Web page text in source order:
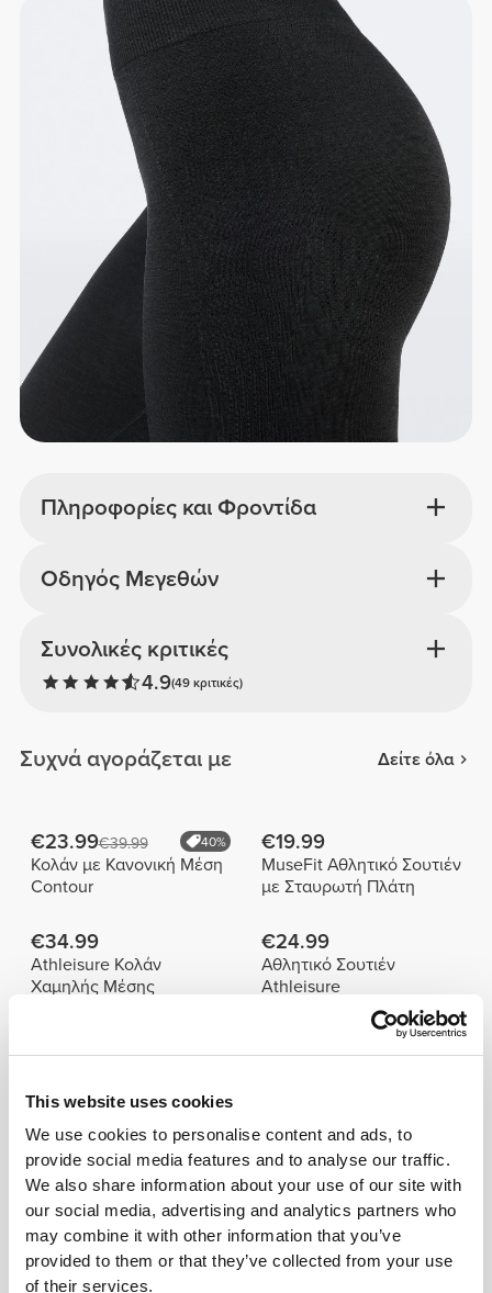
This website uses cookies
We use cookies to personalise content and ads, to
provide social media features and to analyse our traffic.
We also share information about your use of our site with
our social media, advertising and analytics partners who
may combine it with other information that you’ve
provided to them or that they’ve collected from your use
of their services.
Πληροφορίες και Φροντίδα
Συνολικές κριτικές
4.9(49 κριτικές)
Οδηγός Μεγεθών
Συχνά αγοράζεται με Δείτε όλα
€23.99€39.99 40%
Κολάν με Κανονική Μέση
Contour
€19.99
MuseFit Αθλητικό Σουτιέν
με Σταυρωτή Πλάτη
€34.99
Athleisure Κολάν
Χαμηλής Μέσης
€24.99
Αθλητικό Σουτιέν
Athleisure
Δείτε όλα
€23.99€39.99
Κολάν με Ψηλή Μέση
Contour
€29.99€49.99
Κολάν με Κανονική Μέση
BFF
€23.99€39.99 40%
Κολάν με Κανονική Μέση
Contour
€29.99€49.99
Κολάν με Κανονική Μέση
BFF